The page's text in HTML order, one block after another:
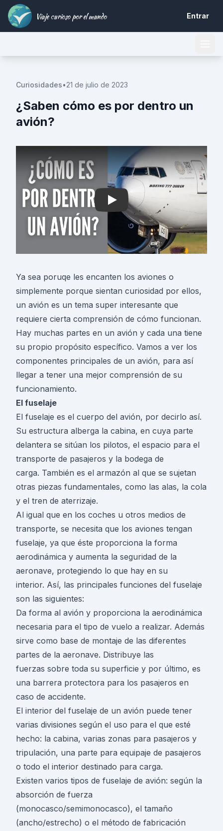
Viaje curioso por el mundo Entrar
Curiosidades•21 de julio de 2023
¿Saben cómo es por dentro un
avión?
Play
Ya sea poruqe les encanten los aviones o
simplemente porque sientan curiosidad por ellos,
un avión es un tema super interesante que
requiere cierta comprensión de cómo funcionan.
Hay muchas partes en un avión y cada una tiene
su propio propósito específico. Vamos a ver los
componentes principales de un avión, para así
llegar a tener una mejor comprensión de su
funcionamiento.
El fuselaje
El fuselaje es el cuerpo del avión, por decirlo así.
Su estructura alberga la cabina, en cuya parte
delantera se sitúan los pilotos, el espacio para el
transporte de pasajeros y la bodega de
carga. También es el armazón al que se sujetan
otras piezas fundamentales, como las alas, la cola
y el tren de aterrizaje.
Al igual que en los coches u otros medios de
transporte, se necesita que los aviones tengan
fuselaje, ya que éste proporciona la forma
aerodinámica y aumenta la seguridad de la
aeronave, protegiendo lo que hay en su
interior. Así, las principales funciones del fuselaje
son las siguientes:
Da forma al avión y proporciona la aerodinámica
necesaria para el tipo de vuelo a realizar. Además
sirve como base de montaje de las diferentes
partes de la aeronave. Distribuye las
fuerzas sobre toda su superficie y por último, es
una barrera protectora para los pasajeros en
caso de accidente.
El interior del fuselaje de un avión puede tener
varias divisiones según el uso para el que esté
hecho: la cabina, varias zonas para pasajeros y
tripulación, una parte para equipaje de pasajeros
o todo el interior destinado para carga.
Existen varios tipos de fuselaje de avión: según la
absorción de fuerza
(monocasco/semimonocasco), el tamaño
(ancho/estrecho) o el método de fabricación